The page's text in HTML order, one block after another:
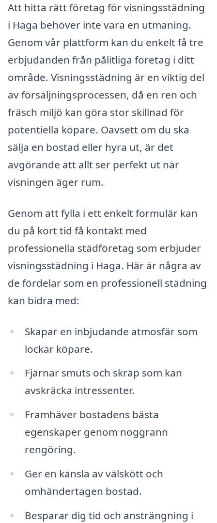
Att hitta rätt företag för visningsstädning
i Haga behöver inte vara en utmaning.
Genom vår plattform kan du enkelt få tre
erbjudanden från pålitliga företag i ditt
område. Visningsstädning är en viktig del
av försäljningsprocessen, då en ren och
fräsch miljö kan göra stor skillnad för
potentiella köpare. Oavsett om du ska
sälja en bostad eller hyra ut, är det
avgörande att allt ser perfekt ut när
visningen äger rum.
Genom att fylla i ett enkelt formulär kan
du på kort tid få kontakt med
professionella städföretag som erbjuder
visningsstädning i Haga. Här är några av
de fördelar som en professionell städning
kan bidra med:
Skapar en inbjudande atmosfär som
lockar köpare.
Fjärnar smuts och skräp som kan
avskräcka intressenter.
Framhäver bostadens bästa
egenskaper genom noggrann
rengöring.
Ger en känsla av välskött och
omhändertagen bostad.
Besparar dig tid och ansträngning i